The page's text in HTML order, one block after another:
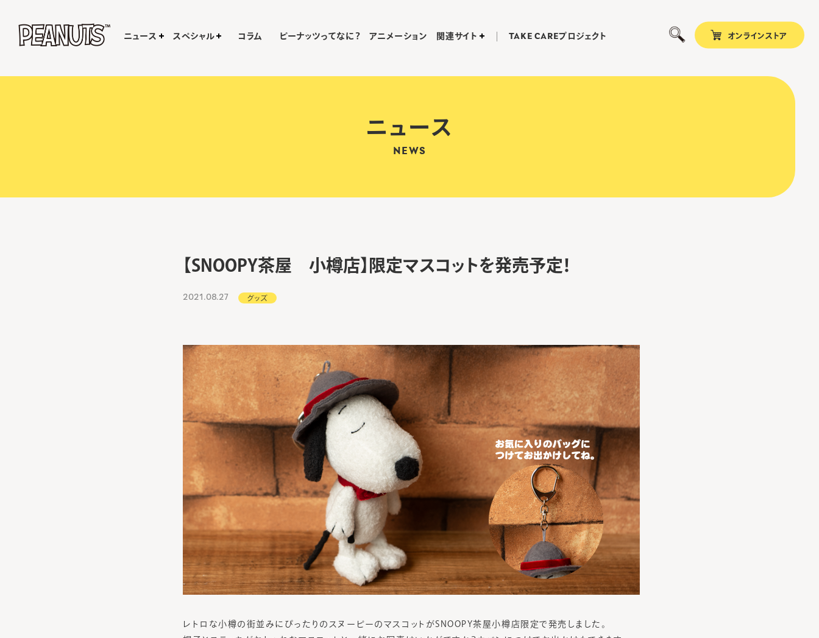
オンラインストア
ニュース スペシャル コラム ピーナッツってなに？ アニメーション 関連サイト TAKE CAREプロジェクト
ニュース
NEWS
【SNOOPY茶屋 小樽店】限定マスコットを発売予定！
2021.08.27 グッズ
レトロな小樽の街並みにぴったりのスヌーピーのマスコットがSNOOPY茶屋小樽店限定で発売しました。